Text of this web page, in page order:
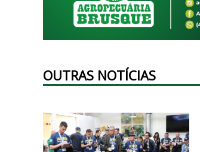
OUTRAS NOTÍCIAS